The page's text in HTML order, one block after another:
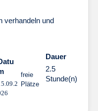
verhandeln und
freie
Plätze
Dauer
2.5
Stunde(n)